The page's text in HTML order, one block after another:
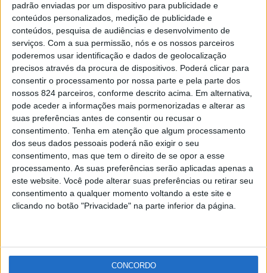
padrão enviadas por um dispositivo para publicidade e
conteúdos personalizados, medição de publicidade e
conteúdos, pesquisa de audiências e desenvolvimento de
serviços. Com a sua permissão, nós e os nossos parceiros
poderemos usar identificação e dados de geolocalização
precisos através da procura de dispositivos. Poderá clicar para
consentir o processamento por nossa parte e pela parte dos
nossos 824 parceiros, conforme descrito acima. Em alternativa,
pode aceder a informações mais pormenorizadas e alterar as
suas preferências antes de consentir ou recusar o
consentimento. Tenha em atenção que algum processamento
dos seus dados pessoais poderá não exigir o seu
consentimento, mas que tem o direito de se opor a esse
processamento. As suas preferências serão aplicadas apenas a
este website. Você pode alterar suas preferências ou retirar seu
consentimento a qualquer momento voltando a este site e
clicando no botão "Privacidade" na parte inferior da página.
CONCORDO
Dirk Niepoort e Ljubomir Stanisic criam vinho DOC
de Portalegre
Patrícia Leitão - 6 de Abril, 2021
Publicidade
Publicidade
RSS X